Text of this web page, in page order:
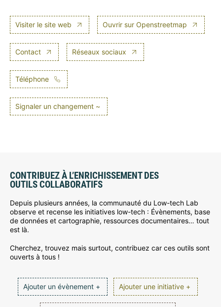
Visiter le site web Ouvrir sur Openstreetmap
Contact Réseaux sociaux
Téléphone
Signaler un changement ~
CONTRIBUEZ À L’ENRICHISSEMENT DES
OUTILS COLLABORATIFS
Depuis plusieurs années, la communauté du Low-tech Lab
observe et recense les initiatives low-tech : Évènements, base
de données et cartographie, ressources documentaires… tout
est là.
Cherchez, trouvez mais surtout, contribuez car ces outils sont
ouverts à tous !
Ajouter un évènement + Ajouter une initiative +